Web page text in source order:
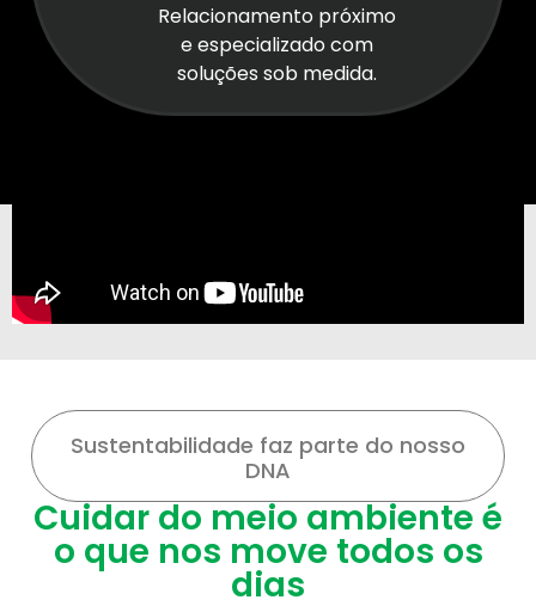
Relacionamento próximo
e especializado com
soluções sob medida.
Sustentabilidade faz parte do nosso
DNA
Cuidar do meio ambiente é
o que nos move todos os
dias